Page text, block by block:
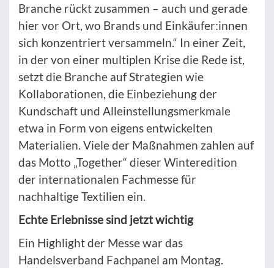
Branche rückt zusammen – auch und gerade
hier vor Ort, wo Brands und Einkäufer:innen
sich konzentriert versammeln.“ In einer Zeit,
in der von einer multiplen Krise die Rede ist,
setzt die Branche auf Strategien wie
Kollaborationen, die Einbeziehung der
Kundschaft und Alleinstellungsmerkmale
etwa in Form von eigens entwickelten
Materialien. Viele der Maßnahmen zahlen auf
das Motto „Together“ dieser Winteredition
der internationalen Fachmesse für
nachhaltige Textilien ein.
Echte Erlebnisse sind jetzt wichtig
Ein Highlight der Messe war das
Handelsverband Fachpanel am Montag.